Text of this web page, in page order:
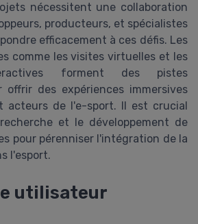
nécessitent une collaboration
producteurs, et spécialistes
efficacement à ces défis. Les
comme les visites virtuelles et les
forment des pistes
offrir des expériences immersives
acteurs de l'e-sport. Il est crucial
et le développement de
pour pérenniser l'intégration de la
l'esport.
utilisateur